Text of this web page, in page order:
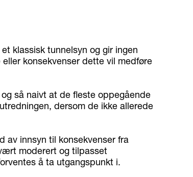
klassisk tunnelsyn og gir ingen
konsekvenser dette vil medføre
så naivt at de fleste oppegående
dersom de ikke allerede
av innsyn til konsekvenser fra
moderert og tilpasset
å ta utgangspunkt i.